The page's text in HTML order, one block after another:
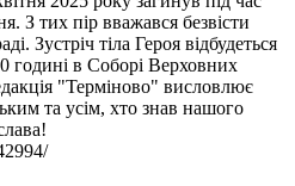
З тих пір вважався безвісти
Зустріч тіла Героя відбудеться
годині в Соборі Верховних
"Терміново" висловлює
та усім, хто знав нашого